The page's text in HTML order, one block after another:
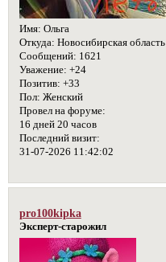
Имя: Ольга
Откуда: Новосибирская область
Сообщений: 1621
Уважение: +24
Позитив: +33
Пол: Женский
Провел на форуме:
16 дней 20 часов
Последний визит:
31-07-2026 11:42:02
pro100kipka
Эксперт-старожил